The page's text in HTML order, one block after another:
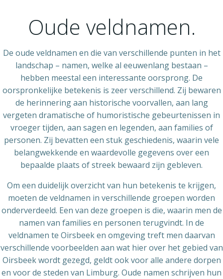
naar
de
Oude veldnamen.
De oude veldnamen en die van verschillende punten in het
landschap – namen, welke al eeuwenlang bestaan –
hebben meestal een interessante oorsprong. De
oorspronkelijke betekenis is zeer verschillend. Zij bewaren
de herinnering aan historische voorvallen, aan lang
vergeten dramatische of humoristische gebeurtenissen in
vroeger tijden, aan sagen en legenden, aan families of
personen. Zij bevatten een stuk geschiedenis, waarin vele
belangwekkende en waardevolle gegevens over een
bepaalde plaats of streek bewaard zijn gebleven.
Om een duidelijk overzicht van hun betekenis te krijgen,
moeten de veldnamen in verschillende groepen worden
onderverdeeld. Een van deze groepen is die, waarin men de
namen van families en personen terugvindt. In de
veldnamen te Oirsbeek en omgeving treft men daarvan
verschillende voorbeelden aan wat hier over het gebied van
Oirsbeek wordt gezegd, geldt ook voor alle andere dorpen
en voor de steden van Limburg. Oude namen schrijven hun